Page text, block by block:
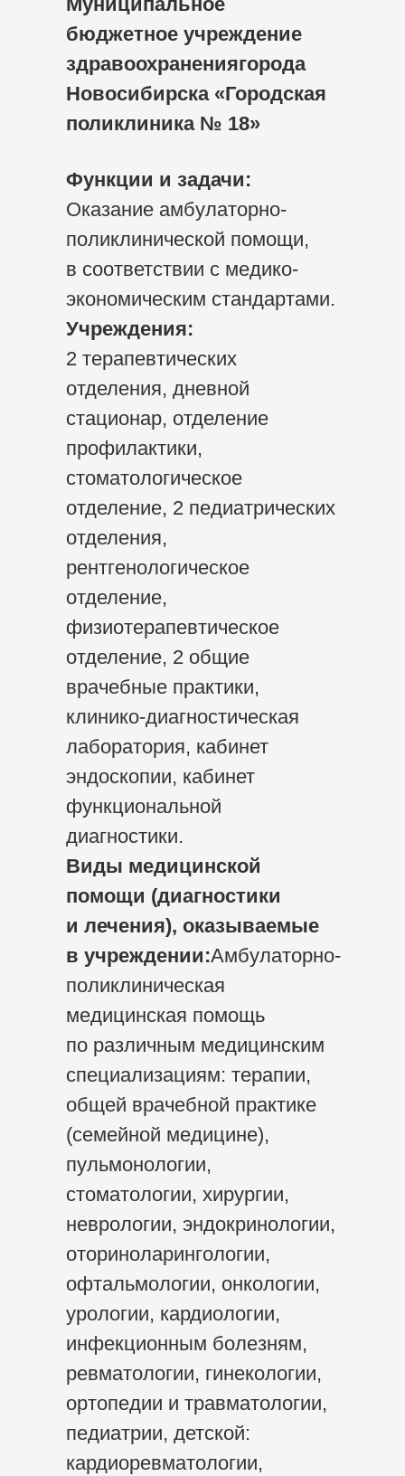
бюджетное учреждение
здравоохранениягорода
Новосибирска «Городская
поликлиника № 18»
Функции и задачи:
Оказание амбулаторно-
поликлинической помощи,
в соответствии с медико-
экономическим стандартами.
Учреждения:
2 терапевтических
отделения, дневной
стационар, отделение
профилактики,
стоматологическое
отделение, 2 педиатрических
отделения,
рентгенологическое
отделение,
физиотерапевтическое
отделение, 2 общие
врачебные практики,
клинико-диагностическая
лаборатория, кабинет
эндоскопии, кабинет
функциональной
диагностики.
Виды медицинской
помощи (диагностики
и лечения), оказываемые
в учреждении:Амбулаторно-
поликлиническая
медицинская помощь
по различным медицинским
специализациям: терапии,
общей врачебной практике
(семейной медицине),
пульмонологии,
стоматологии, хирургии,
неврологии, эндокринологии,
оториноларингологии,
офтальмологии, онкологии,
урологии, кардиологии,
инфекционным болезням,
ревматологии, гинекологии,
ортопедии и травматологии,
педиатрии, детской:
кардиоревматологии,